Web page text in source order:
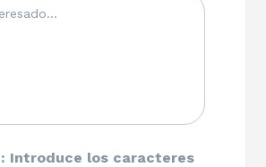
Introduce los caracteres